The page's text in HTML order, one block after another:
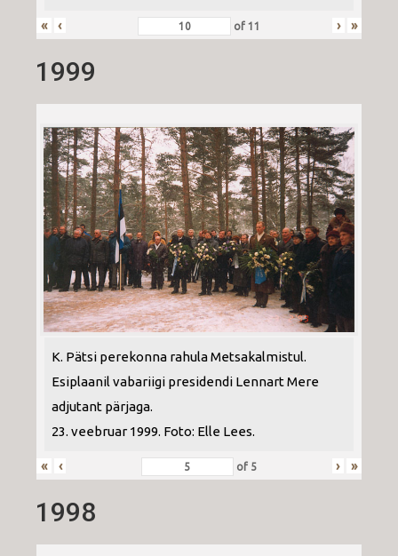
« ‹ of11 › »
1999
K. Pätsi perekonna rahula Metsakalmistul.
Esiplaanil vabariigi presidendi Lennart Mere
adjutant pärjaga.
23. veebruar 1999. Foto: Elle Lees.
« ‹ of 5 › »
1998